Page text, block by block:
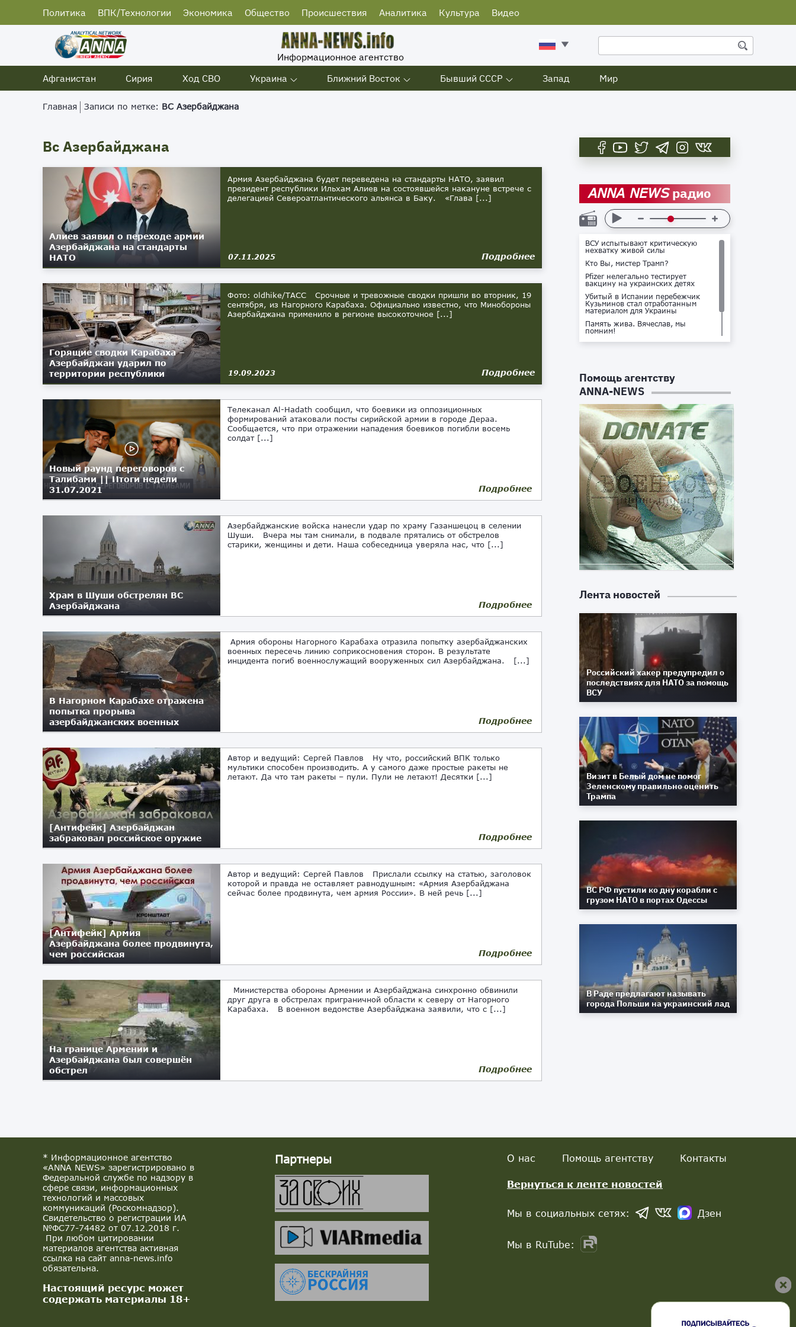
Политика ВПК/Технологии Экономика Общество Происшествия Аналитика Культура Видео
Информационное агентство
Афганистан
Сирия Ход СВО Украина Ближний Восток Бывший СССР Запад Мир
Главная Записи по метке: ВС Азербайджана
Вс Азербайджана
Алиев заявил о переходе армии
Азербайджана на стандарты
НАТО
Армия Азербайджана будет переведена на стандарты НАТО, заявил
президент республики Ильхам Алиев на состоявшейся накануне встрече с
делегацией Североатлантического альянса в Баку. «Глава [...]
07.11.2025 Подробнее
Горящие сводки Карабаха –
Азербайджан ударил по
территории республики
Фото: oldhike/ТАСС Срочные и тревожные сводки пришли во вторник, 19
сентября, из Нагорного Карабаха. Официально известно, что Минобороны
Азербайджана применило в регионе высокоточное [...]
19.09.2023 Подробнее
Новый раунд переговоров с
Талибами || Итоги недели
31.07.2021
Телеканал Al-Hadath сообщил, что боевики из оппозиционных
формирований атаковали посты сирийской армии в городе Дераа.
Сообщается, что при отражении нападения боевиков погибли восемь
солдат [...]
01.08.2021 Подробнее
Храм в Шуши обстрелян ВС
Азербайджана
Азербайджанские войска нанесли удар по храму Газаншецоц в селении
Шуши. Вчера мы там снимали, в подвале прятались от обстрелов
старики, женщины и дети. Наша собеседница уверяла нас, что [...]
08.10.2020 Подробнее
В Нагорном Карабахе отражена
попытка прорыва
азербайджанских военных
Армия обороны Нагорного Карабаха отразила попытку азербайджанских
военных пересечь линию соприкосновения сторон. В результате
инцидента погиб военнослужащий вооруженных сил Азербайджана. [...]
23.09.2019 Подробнее
[Антифейк] Азербайджан
забраковал российское оружие
Автор и ведущий: Сергей Павлов Ну что, российский ВПК только
мультики способен производить. А у самого даже простые ракеты не
летают. Да что там ракеты – пули. Пули не летают! Десятки [...]
31.03.2018 Подробнее
[Антифейк] Армия
Азербайджана более продвинута,
чем российская
Автор и ведущий: Сергей Павлов Прислали ссылку на статью, заголовок
которой и правда не оставляет равнодушным: «Армия Азербайджана
сейчас более продвинута, чем армия России». В ней речь [...]
29.12.2017 Подробнее
На границе Армении и
Азербайджана был совершён
обстрел
Министерства обороны Армении и Азербайджана синхронно обвинили
друг друга в обстрелах приграничной области к северу от Нагорного
Карабаха. В военном ведомстве Азербайджана заявили, что с [...]
02.11.2017 Подробнее
ANNA NEWSрадио
ВСУ испытывают критическую
нехватку живой силы
Кто Вы, мистер Трамп?
Pfizer нелегально тестирует
вакцину на украинских детях
Убитый в Испании перебежчик
Кузьминов стал отработанным
материалом для Украины
Память жива. Вячеслав, мы
помним!
Не доставайся ты никому!
Помощь агентству
ANNA-NEWS
Лента новостей
Российский хакер предупредил о
последствиях для НАТО за помощь
ВСУ
Визит в Белый дом не помог
Зеленскому правильно оценить
Трампа
ВС РФ пустили ко дну корабли с
грузом НАТО в портах Одессы
В Раде предлагают называть
города Польши на украинский лад
* Информационное агентство
«ANNA NEWS» зарегистрировано в
Федеральной службе по надзору в
сфере связи, информационных
технологий и массовых
коммуникаций (Роскомнадзор).
Свидетельство о регистрации ИА
№ФС77-74482 от 07.12.2018 г.
При любом цитировании
материалов агентства активная
ссылка на сайт anna-news.info
обязательна.
Настоящий ресурс может
содержать материалы 18+
Партнеры О нас Помощь агентству Контакты
Вернуться к ленте новостей
Мы в социальных сетях: Дзен
Мы в RuTube: